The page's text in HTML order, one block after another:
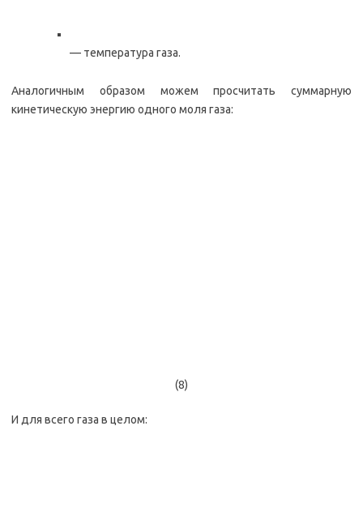
— температура газа.
Аналогичным образом можем просчитать суммарную
кинетическую энергию одного моля газа:
(8)
И для всего газа в целом: